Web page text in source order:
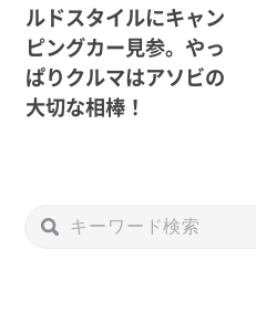
ルドスタイルにキャン
ピングカー見参。やっ
ぱりクルマはアソビの
大切な相棒！